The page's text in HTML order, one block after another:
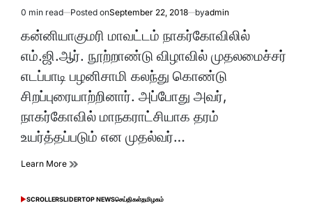
Estimated
read
time
0 min read Posted onSeptember 22, 2018 byadmin
கன்னியாகுமரி மாவட்டம் நாகர்கோவிலில்
எம்.ஜி.ஆர். நூற்றாண்டு விழாவில் முதலமைச்சர்
எடப்பாடி பழனிசாமி கலந்து கொண்டு
சிறப்புரையாற்றினார். அப்போது அவர்,
நாகர்கோவில் மாநகராட்சியாக தரம்
உயர்த்தப்படும் என முதல்வர்…
Learn More
POSTED
SCROLLERSLIDERTOP NEWSசெய்திகள்தமிழகம்